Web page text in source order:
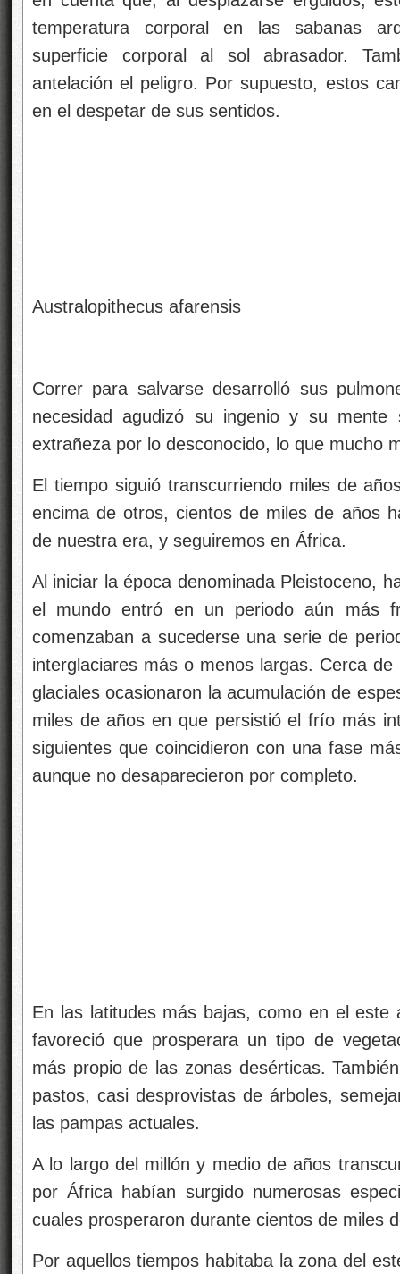
temperatura corporal en las sabanas
superficie corporal al sol abrasador.
antelación el peligro. Por supuesto, estos
en el despetar de sus sentidos.
Australopithecus afarensis
Correr para salvarse desarrolló sus
necesidad agudizó su ingenio y su mente
extrañeza por lo desconocido, lo que mucho
El tiempo siguió transcurriendo miles de
encima de otros, cientos de miles de años
de nuestra era, y seguiremos en África.
Al iniciar la época denominada Pleistoceno,
el mundo entró en un periodo aún más
comenzaban a sucederse una serie de
interglaciares más o menos largas. Cerca
glaciales ocasionaron la acumulación de
miles de años en que persistió el frío más
siguientes que coincidieron con una fase
aunque no desaparecieron por completo.
En las latitudes más bajas, como en el este
favoreció que prosperara un tipo de
más propio de las zonas desérticas.
pastos, casi desprovistas de árboles,
las pampas actuales.
A lo largo del millón y medio de años
por África habían surgido numerosas
cuales prosperaron durante cientos de miles
Por aquellos tiempos habitaba la zona del